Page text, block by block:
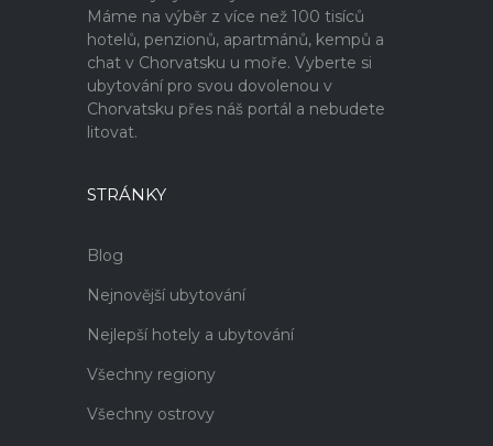
Máme na výběr z více než 100 tisíců
hotelů, penzionů, apartmánů, kempů a
chat v Chorvatsku u moře. Vyberte si
ubytování pro svou dovolenou v
Chorvatsku přes náš portál a nebudete
litovat.
STRÁNKY
Blog
Nejnovější ubytování
Nejlepší hotely a ubytování
Všechny regiony
Všechny ostrovy